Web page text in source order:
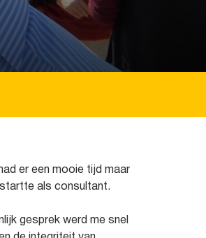
er een mooie tijd maar
startte als consultant.
gesprek werd me snel